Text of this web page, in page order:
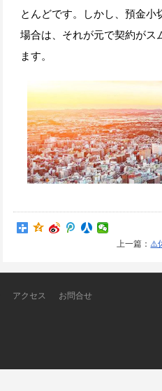
とんどです。
しかし、預金小
場合は、それが元で契約がス
ます。
上一篇：⚠️
アクセス お問合せ